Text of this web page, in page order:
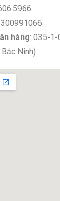
hàng: 035-
Ninh)